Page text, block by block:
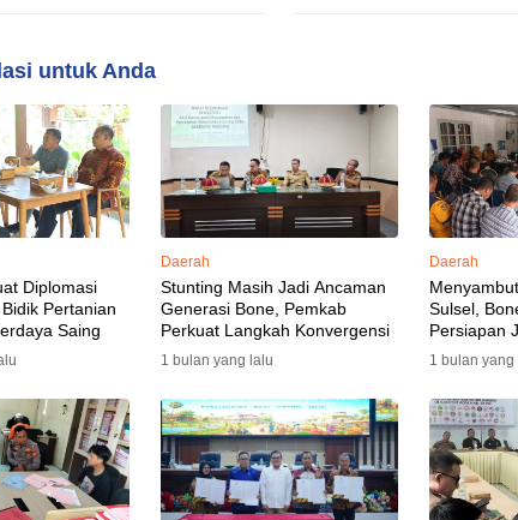
untuk Anda
Diplomasi
Pertanian
Saing
Daerah
Stunting Masih Jadi Ancaman
Generasi Bone, Pemkab
Perkuat Langkah Konvergensi
1 bulan yang lalu
Daerah
Sulsel,
Persiapan
yang
Perkuat
Targetkan
1 bulan yang